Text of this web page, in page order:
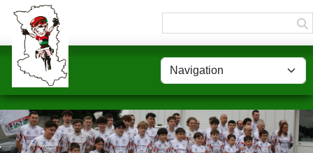
Panneau de gestion des cookies